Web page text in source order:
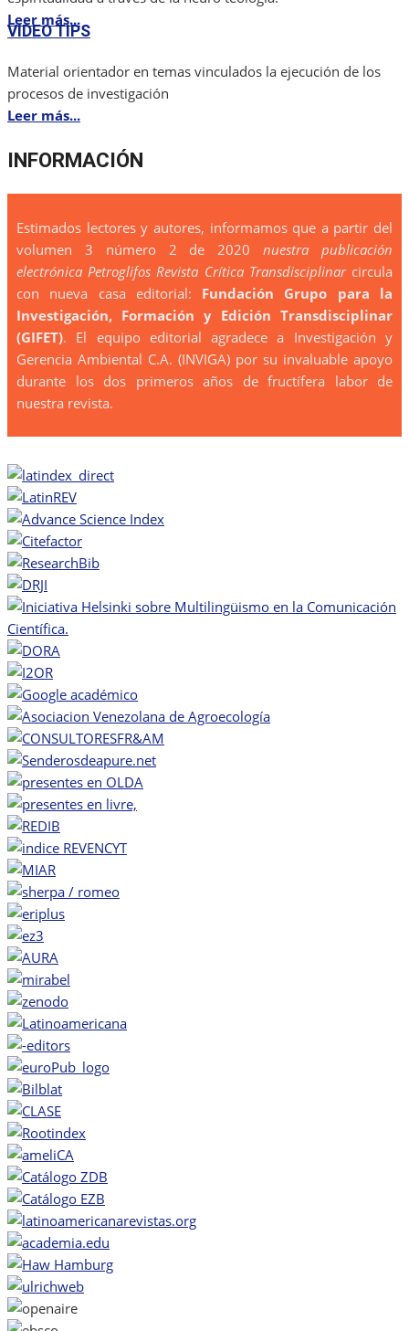
Leer más...
VIDEO TIPS
Material orientador en temas vinculados la ejecución de los
procesos de investigación
Leer más...
INFORMACIÓN
Estimados lectores y autores, informamos que a partir del
volumen 3 número 2 de 2020 nuestra publicación
electrónica Petroglifos Revista Crítica Transdisciplinarcircula
con nueva casa editorial: Fundación Grupo para la
Investigación, Formación y Edición Transdisciplinar
(GIFET). El equipo editorial agradece a Investigación y
Gerencia Ambiental C.A. (INVIGA) por su invaluable apoyo
durante los dos primeros años de fructífera labor de
nuestra revista.